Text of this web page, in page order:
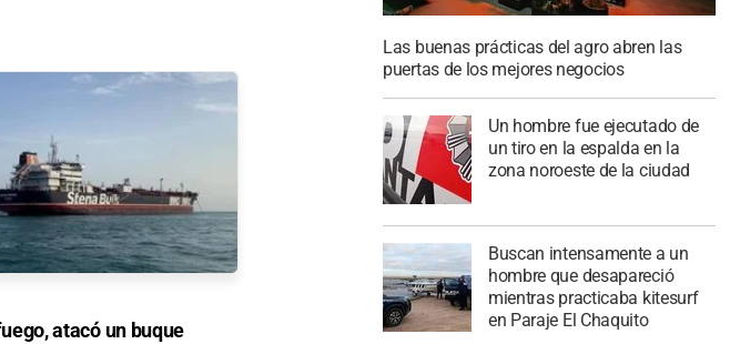
atacó un buque
Las buenas prácticas del agro abren las
puertas de los mejores negocios
Un hombre fue ejecutado de
un tiro en la espalda en la
zona noroeste de la ciudad
Buscan intensamente a un
hombre que desapareció
mientras practicaba kitesurf
en Paraje El Chaquito